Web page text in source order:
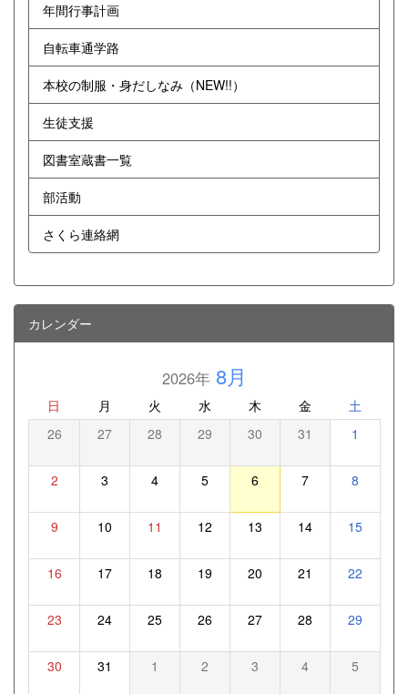
年間行事計画
自転車通学路
本校の制服・身だしなみ（NEW!!）
生徒支援
図書室蔵書一覧
部活動
さくら連絡網
カレンダー
2026年8月
日 月 火 水 木 金 土
26 27 28 29 30 31 1
2 3 4 5 6 7 8
9 10 11 12 13 14 15
16 17 18 19 20 21 22
23 24 25 26 27 28 29
30 31 1 2 3 4 5